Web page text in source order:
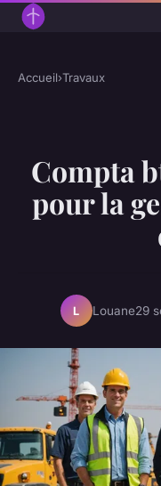
Accueil›Travaux
Compta
pour la
L Louane29